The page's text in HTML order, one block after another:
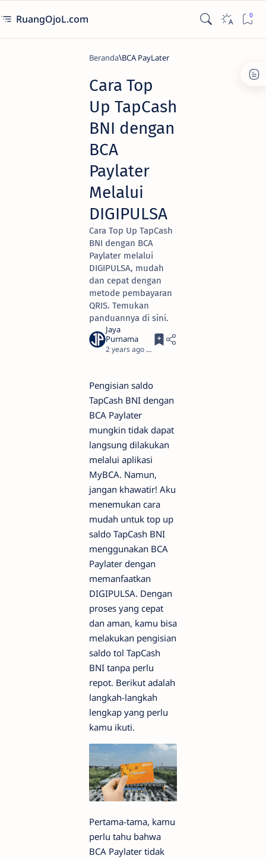
RuangOjoL.com
Beranda BCA PayLater
Cara Top
Up TapCash
BNI dengan
BCA
Paylater
Melalui
DIGIPULSA
Cara Top Up TapCash
BNI dengan BCA
Paylater melalui
DIGIPULSA, mudah
dan cepat dengan
metode pembayaran
QRIS. Temukan
panduannya di sini.
2 years ago 4
Pengisian saldo
TapCash BNI dengan
BCA Paylater
mungkin tidak dapat
langsung dilakukan
melalui aplikasi
MyBCA. Namun,
jangan khawatir! Aku
menemukan cara
mudah untuk top up
saldo TapCash BNI
menggunakan BCA
Paylater dengan
memanfaatkan
DIGIPULSA. Dengan
proses yang cepat
dan aman, kamu bisa
melakukan pengisian
saldo tol TapCash
BNI tanpa perlu
repot. Berikut adalah
langkah-langkah
lengkap yang perlu
kamu ikuti.
Pertama-tama, kamu
perlu tahu bahwa
BCA Paylater tidak